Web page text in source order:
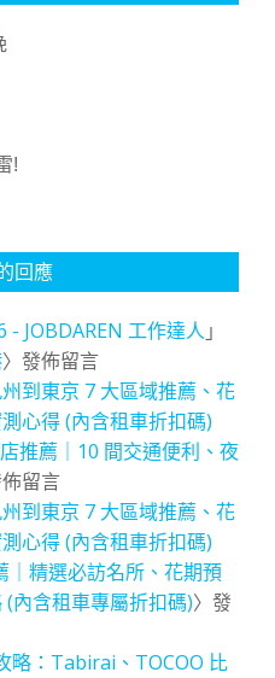
!
回應
JOBDAREN 工作達人 」
〉發佈留言
到東京 7 大區域推薦、花
心得 (內含租車折扣碼)
推薦｜10 間交通便利、夜
留言
到東京 7 大區域推薦、花
心得 (內含租車折扣碼)
｜精選必訪名所、花期預
內含租車專屬折扣碼)〉發
略：Tabirai、TOCOO 比